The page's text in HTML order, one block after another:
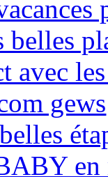
belles
avec
gews
en